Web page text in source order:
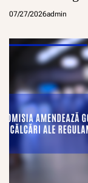
conturi sigure
07/27/2026admin